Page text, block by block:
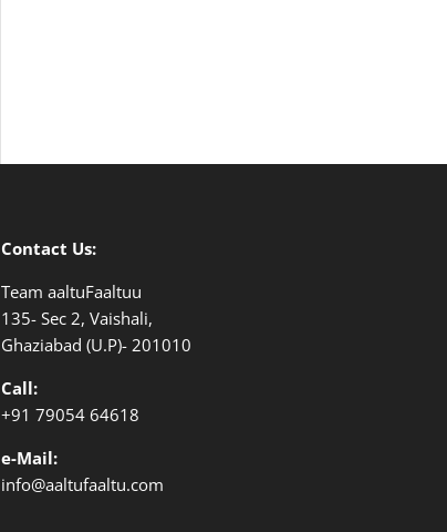
Contact Us:
Team aaltuFaaltuu
135- Sec 2, Vaishali,
Ghaziabad (U.P)- 201010
Call:
+91 79054 64618
e-Mail:
info@aaltufaaltu.com